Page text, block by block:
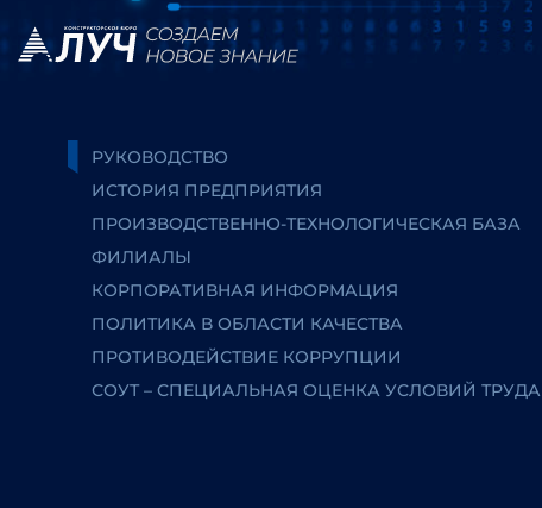
РУКОВОДСТВО
ИСТОРИЯ ПРЕДПРИЯТИЯ
ПРОИЗВОДСТВЕННО-ТЕХНОЛОГИЧЕСКАЯ БАЗА
ФИЛИАЛЫ
КОРПОРАТИВНАЯ ИНФОРМАЦИЯ
ПОЛИТИКА В ОБЛАСТИ КАЧЕСТВА
ПРОТИВОДЕЙСТВИЕ КОРРУПЦИИ
СОУТ – СПЕЦИАЛЬНАЯ ОЦЕНКА УСЛОВИЙ ТРУДА